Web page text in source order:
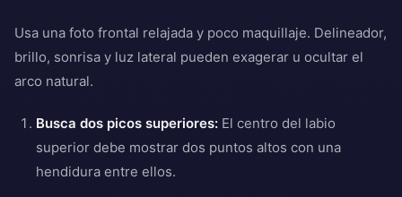
Usa una foto frontal relajada y poco maquillaje. Delineador,
brillo, sonrisa y luz lateral pueden exagerar u ocultar el
arco natural.
Busca dos picos superiores: El centro del labio
superior debe mostrar dos puntos altos con una
hendidura entre ellos.